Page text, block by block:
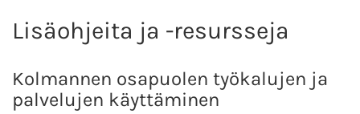
Lisäohjeita ja -resursseja
Kolmannen osapuolen työkalujen ja
palvelujen käyttäminen